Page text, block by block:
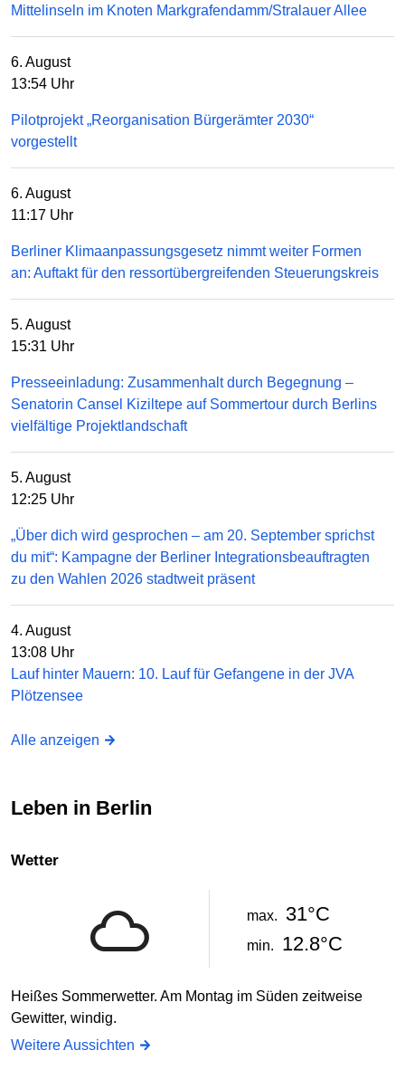
Mittelinseln im Knoten Markgrafendamm/Stralauer Allee
6. August
13:54 Uhr
Pilotprojekt „Reorganisation Bürgerämter 2030“
vorgestellt
6. August
11:17 Uhr
Berliner Klimaanpassungsgesetz nimmt weiter Formen
an: Auftakt für den ressortübergreifenden Steuerungskreis
5. August
15:31 Uhr
Presseeinladung: Zusammenhalt durch Begegnung –
Senatorin Cansel Kiziltepe auf Sommertour durch Berlins
vielfältige Projektlandschaft
5. August
12:25 Uhr
„Über dich wird gesprochen – am 20. September sprichst
du mit“: Kampagne der Berliner Integrationsbeauftragten
zu den Wahlen 2026 stadtweit präsent
4. August
13:08 Uhr
Lauf hinter Mauern: 10. Lauf für Gefangene in der JVA
Plötzensee
Alle anzeigen
Leben in Berlin
Wetter
max. 31°C
min. 12.8°C
Heißes Sommerwetter. Am Montag im Süden zeitweise
Gewitter, windig.
Weitere Aussichten